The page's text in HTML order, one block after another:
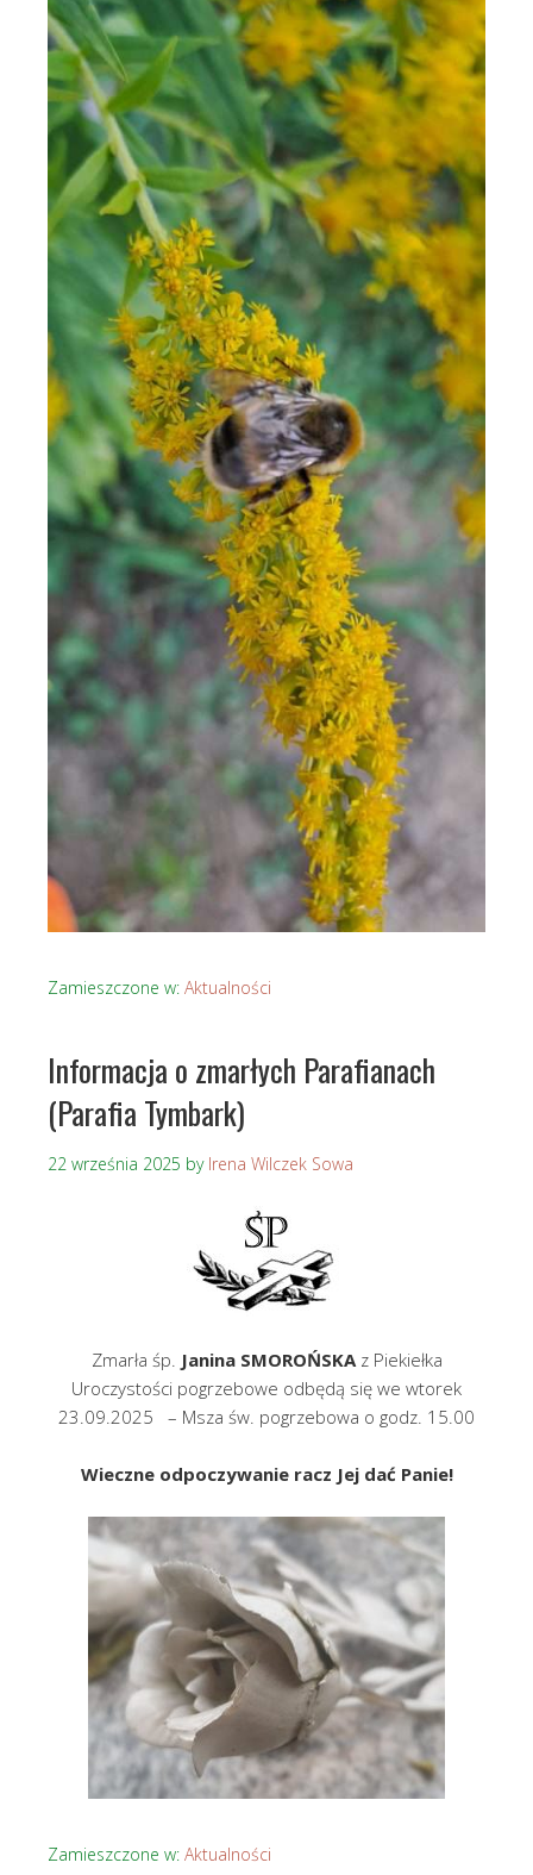
Zamieszczone w: Aktualności
Informacja o zmarłych Parafianach
(Parafia Tymbark)
22 września 2025 by Irena Wilczek Sowa
Zmarła śp. Janina SMOROŃSKA z Piekiełka
Uroczystości pogrzebowe odbędą się we wtorek
23.09.2025 – Msza św. pogrzebowa o godz. 15.00
Wieczne odpoczywanie racz Jej dać Panie!
Zamieszczone w: Aktualności